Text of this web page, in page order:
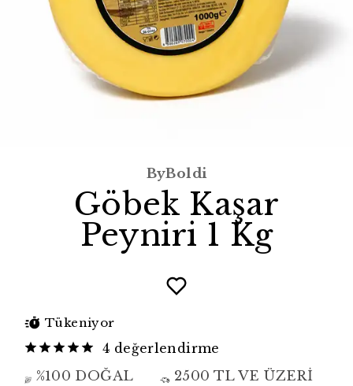
ByBoldi
Göbek Kaşar
Peyniri 1 Kg
Tükeniyor
4 değerlendirme
%100 DOĞAL
2500 TL VE ÜZERİ